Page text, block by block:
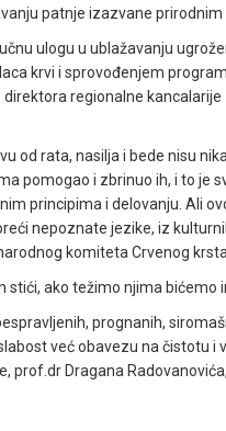
patnje izazvane
ulogu u ublažavanju
krvi i sprovođenjem
regionalne
od rata, nasilja i bede nisu
pomogao i zbrinuo ih, i to je
principima i delovanju. Ali
nepoznate jezike, iz
komiteta Crvenog
stići, ako težimo njima
prognanih,
već obavezu na čistotu
prof.dr Dragana